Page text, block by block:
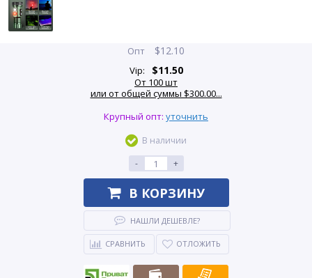
Опт $12.10
Vip: $11.50
От 100 шт
или от общей суммы $300.00...
Крупный опт: уточнить
В наличии
-
+
В КОРЗИНУ
НАШЛИ ДЕШЕВЛЕ?
СРАВНИТЬ ОТЛОЖИТЬ